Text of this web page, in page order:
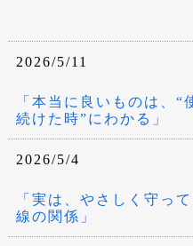
2026/5/11
「本当に良いものは、“
続けた時”にわかる」
2026/5/4
「実は、やさしく守っ
線の関係」